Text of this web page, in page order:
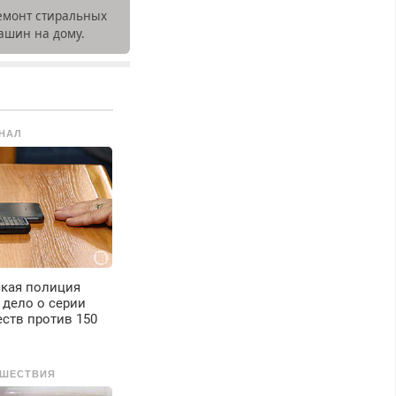
стиральных
на дому.
и диагностика
полиция
о серии
против 150